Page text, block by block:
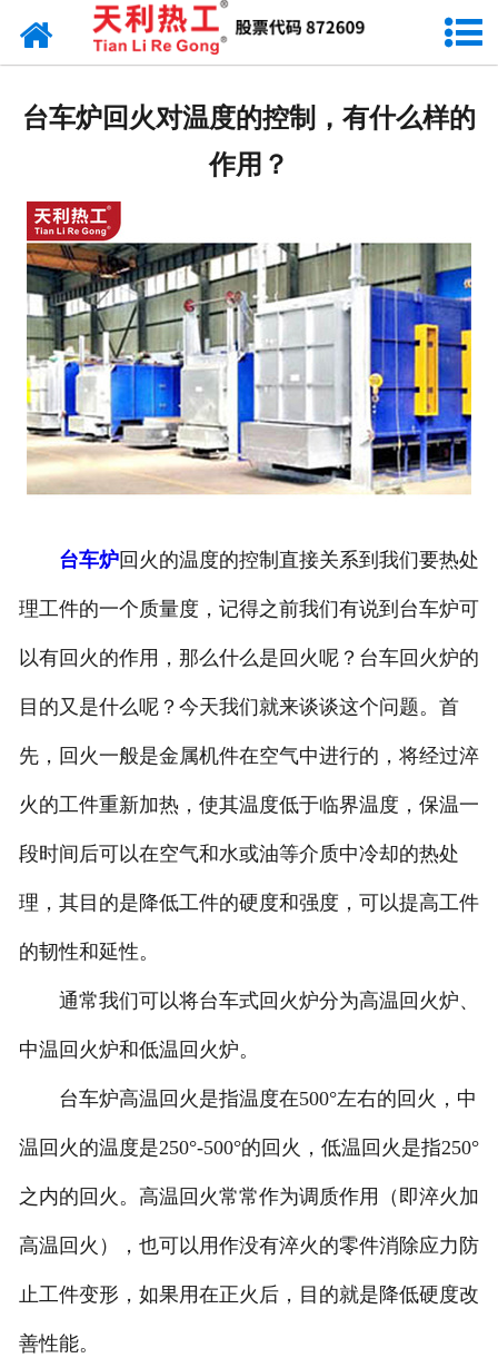
网站首页
台车炉回火对温度的控制，有什么样的
作用？
台车炉回火的温度的控制直接关系到我们要热处
理工件的一个质量度，记得之前我们有说到台车炉可
以有回火的作用，那么什么是回火呢？台车回火炉的
目的又是什么呢？今天我们就来谈谈这个问题。首
先，回火一般是金属机件在空气中进行的，将经过淬
火的工件重新加热，使其温度低于临界温度，保温一
段时间后可以在空气和水或油等介质中冷却的热处
理，其目的是降低工件的硬度和强度，可以提高工件
的韧性和延性。
通常我们可以将台车式回火炉分为高温回火炉、
中温回火炉和低温回火炉。
台车炉高温回火是指温度在500°左右的回火，中
温回火的温度是250°-500°的回火，低温回火是指250°
之内的回火。高温回火常常作为调质作用（即淬火加
高温回火），也可以用作没有淬火的零件消除应力防
止工件变形，如果用在正火后，目的就是降低硬度改
善性能。